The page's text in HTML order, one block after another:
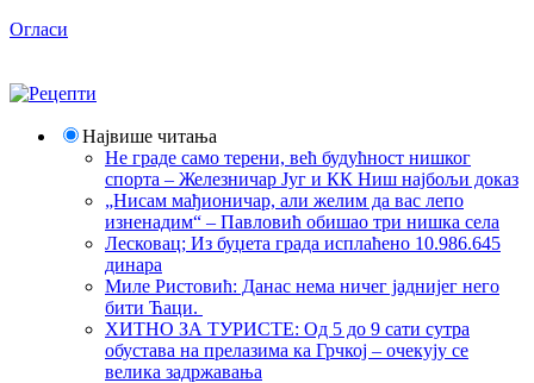
Огласи
Највише читања
Не граде само терени, већ будућност нишког
спорта – Железничар Југ и КК Ниш најбољи доказ
„Нисам мађионичар, али желим да вас лепо
изненадим“ – Павловић обишао три нишка села
Лесковац; Из буџета града исплаћено 10.986.645
динара
Миле Ристовић: Данас нема ничег јаднијег него
бити Ћаци.
ХИТНО ЗА ТУРИСТЕ: Од 5 до 9 сати сутра
обустава на прелазима ка Грчкој – очекују се
велика задржавања